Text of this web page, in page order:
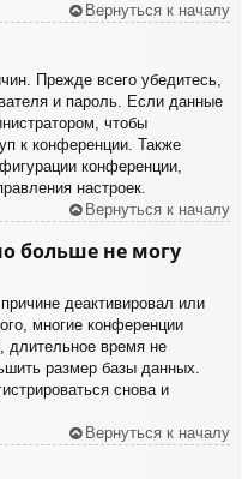
Вернуться к началу
Прежде всего убедитесь,
и пароль. Если данные
чтобы
к конференции. Также
конференции,
настроек.
Вернуться к началу
больше не могу
деактивировал или
многие конференции
длительное время не
размер базы данных.
снова и
Вернуться к началу